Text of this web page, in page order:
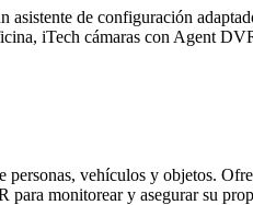
de configuración
iTech cámaras con Agent
vehículos y objetos.
monitorear y asegurar su